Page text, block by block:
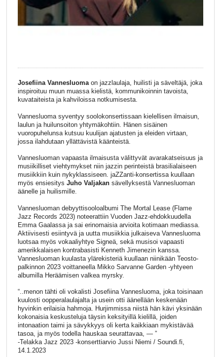
Josefiina Vannesluomaon jazzlaulaja, huilisti ja säveltäjä, joka
inspiroituu muun muassa kielistä, kommunikoinnin tavoista,
kuvataiteista ja kahviloissa notkumisesta.
Vannesluoma syventyy soolokonsertissaan kielellisen ilmaisun,
laulun ja huilunsoiton yhtymäkohtiin. Hänen sisäinen
vuoropuhelunsa kutsuu kuulijan ajatusten ja eleiden virtaan,
jossa ilahdutaan yllättävistä käänteistä.
Vannesluoman vapaasta ilmaisusta välittyvät avarakatseisuus ja
musiikilliset viehtymykset niin jazzin perinteistä brasilialaiseen
musiikkiin kuin nykyklassiseen. jaZZanti-konsertissa kuullaan
myös ensiesitys Juho Valjakansävellyksestä Vannesluoman
äänelle ja huilismille.
Vannesluoman debyyttisooloalbumi The Mortal Lease (Flame
Jazz Records 2023) noteerattiin Vuoden Jazz-ehdokkuudella
Emma Gaalassa ja sai erinomaisia arvioita kotimaan mediassa.
Aktiivisesti esiintyvä ja uutta musiikkia julkaiseva Vannesluoma
luotsaa myös vokaaliyhtye Signeä, sekä musisoi vapaasti
amerikkalaisen kontrabasisti Kenneth Jimenezin kanssa.
Vannesluoman kuulasta ylärekisteriä kuullaan niinikään Teosto-
palkinnon 2023 voittaneella Mikko Sarvanne Garden -yhtyeen
albumilla Heräämisen valkea myrsky.
“..menon tähti oli vokalisti Josefiina Vannesluoma, joka toisinaan
kuulosti oopperalaulajalta ja usein otti äänellään keskenään
hyvinkin erilaisia hahmoja. Hurjimmissa niistä hän kävi yksinään
kokonaisia keskusteluja täysin keksityillä kielillä, joiden
intonaation taimi ja sävykkyys oli kerta kaikkiaan mykistävää
tasoa, ja myös todella hauskaa seurattavaa, — ”
-Telakka Jazz 2023 -konserttiarvio Jussi Niemi / Soundi.fi,
14.1.2023